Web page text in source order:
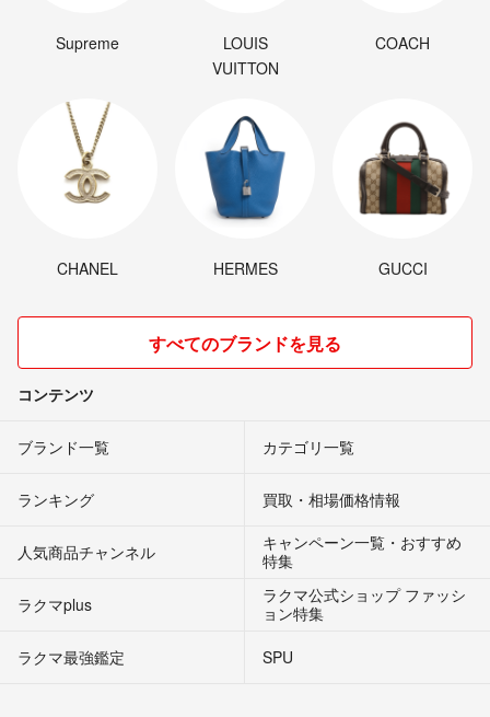
Supreme
LOUIS
VUITTON
COACH
CHANEL HERMES GUCCI
すべてのブランドを見る
コンテンツ
ブランド一覧 カテゴリ一覧
ランキング 買取・相場価格情報
人気商品チャンネル
キャンペーン一覧・おすすめ
特集
ラクマplus
ラクマ公式ショップ ファッシ
ョン特集
ラクマ最強鑑定
SPU